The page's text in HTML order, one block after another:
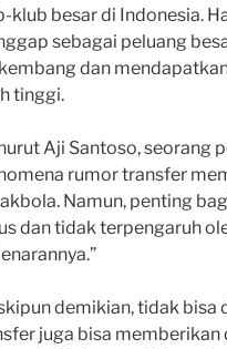
klub besar di Indonesia.
sebagai peluang
dan
tinggi.
Aji Santoso, seorang
rumor transfer
Namun, penting
dan tidak terpengaruh
demikian, tidak
juga bisa